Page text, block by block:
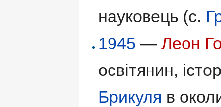
науковець (с.
1945 —Леон
освітянин,
Брикуля в